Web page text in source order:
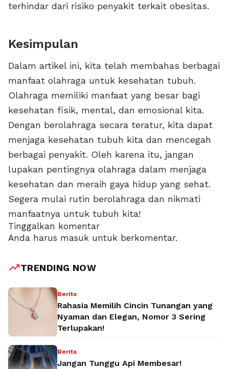
terhindar dari risiko penyakit terkait obesitas.
Kesimpulan
Dalam artikel ini, kita telah membahas berbagai
manfaat olahraga untuk kesehatan tubuh.
Olahraga memiliki manfaat yang besar bagi
kesehatan fisik, mental, dan emosional kita.
Dengan berolahraga secara teratur, kita dapat
menjaga kesehatan tubuh kita dan mencegah
berbagai penyakit. Oleh karena itu, jangan
lupakan pentingnya olahraga dalam menjaga
kesehatan dan meraih gaya hidup yang sehat.
Segera mulai rutin berolahraga dan nikmati
manfaatnya untuk tubuh kita!
Tinggalkan komentar
Anda harus masuk untuk berkomentar.
trending_upTRENDING NOW
Berita
Rahasia Memilih Cincin Tunangan yang
Nyaman dan Elegan, Nomor 3 Sering
Terlupakan!
Berita
Jangan Tunggu Api Membesar!